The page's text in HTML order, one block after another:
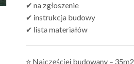
✔ na zgłoszenie
✔ instrukcja budowy
✔ lista materiałów
⭐ Najczęściej budowany – 35m2